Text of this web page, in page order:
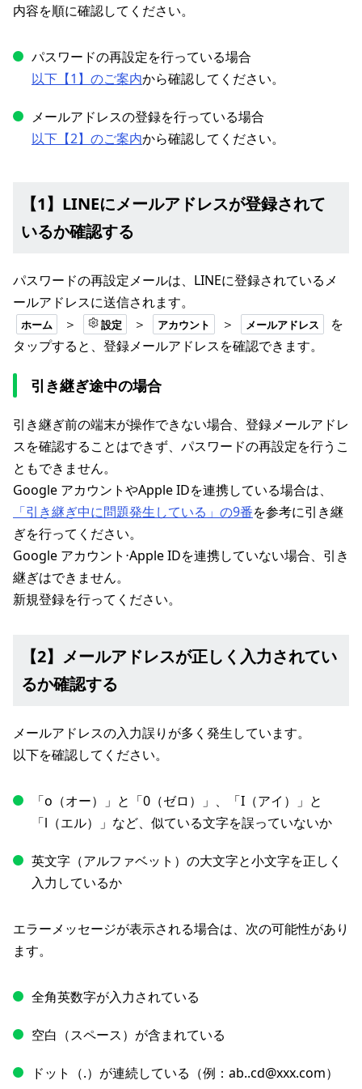
内容を順に確認してください。
パスワードの再設定を行っている場合
以下【1】のご案内から確認してください。
メールアドレスの登録を行っている場合
以下【2】のご案内から確認してください。
【1】LINEにメールアドレスが登録されて
いるか確認する
パスワードの再設定メールは、LINEに登録されているメ
ールアドレスに送信されます。
ホーム ＞ 設定 ＞ アカウント ＞ メールアドレス
を
タップすると、登録メールアドレスを確認できます。
引き継ぎ途中の場合
引き継ぎ前の端末が操作できない場合、登録メールアドレ
スを確認することはできず、パスワードの再設定を行うこ
ともできません。
Google アカウントやApple IDを連携している場合は、
「引き継ぎ中に問題発生している」の9番を参考に引き継
ぎを行ってください。
Google アカウント⋅Apple IDを連携していない場合、引き
継ぎはできません。
新規登録を行ってください。
【2】メールアドレスが正しく入力されてい
るか確認する
メールアドレスの入力誤りが多く発生しています。
以下を確認してください。
「o（オー）」と「0（ゼロ）」、「I（アイ）」と
「l（エル）」など、似ている文字を誤っていないか
英文字（アルファベット）の大文字と小文字を正しく
入力しているか
エラーメッセージが表示される場合は、次の可能性があり
ます。
全角英数字が入力されている
空白（スペース）が含まれている
ドット（.）が連続している（例：ab..cd@xxx.com）